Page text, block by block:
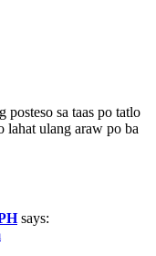
sa taas po tatlo
lahat ulang araw po ba
says: